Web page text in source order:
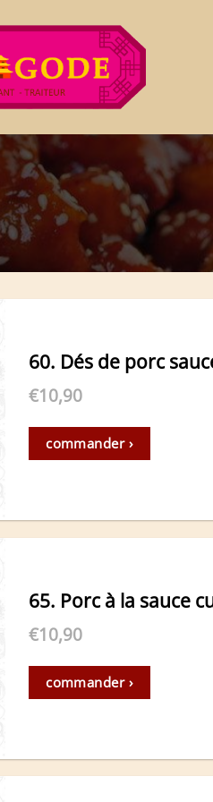
60. Dés de porc
€10,90
commander ›
65. Porc à la sauce
€10,90
commander ›